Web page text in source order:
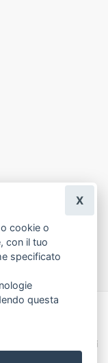
per Fioristi
Termini e Condizioni
cookie o
con il tuo
specificato
questa
X